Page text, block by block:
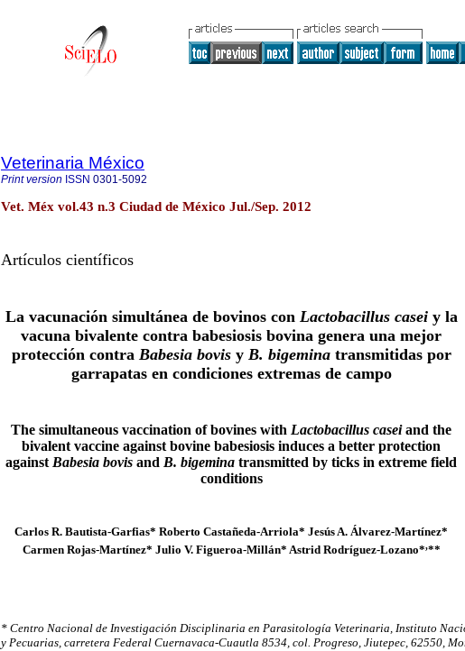
Veterinaria México
Print version ISSN 0301-5092
Vet. Méx vol.43 n.3 Ciudad de México Jul./Sep. 2012
Artículos científicos
La vacunación simultánea de bovinos con Lactobacillus caseiy la
vacuna bivalente contra babesiosis bovina genera una mejor
protección contra Babesia bovisy B. bigeminatransmitidas por
garrapatas en condiciones extremas de campo
The simultaneous vaccination of bovines with Lactobacillus caseiand the
bivalent vaccine against bovine babesiosis induces a better protection
against Babesia bovis and B. bigemina transmitted by ticks in extreme field
conditions
Carlos R. Bautista-Garfias* Roberto Castañeda-Arriola* Jesús A. Álvarez-Martínez*
Carmen Rojas-Martínez* Julio V. Figueroa-Millán* Astrid Rodríguez-Lozano* **
* Centro Nacional de Investigación Disciplinaria en Parasitología Veterinaria, Instituto
y Pecuarias, carretera Federal Cuernavaca-Cuautla 8534, col. Progreso, Jiutepec, 62550,